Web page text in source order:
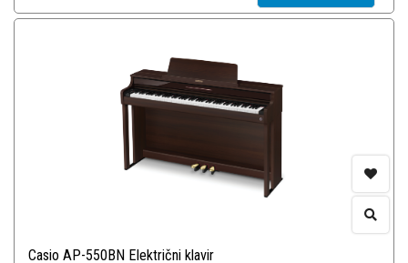
Casio AP-550BN Električni klavir